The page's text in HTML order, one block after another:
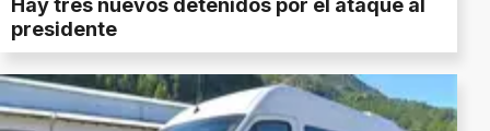
Hay tres nuevos detenidos por el ataque al
presidente